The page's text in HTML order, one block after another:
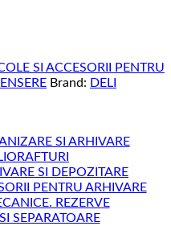
SI ACCESORII PENTRU
Brand: DELI
SI ARHIVARE
SI DEPOZITARE
PENTRU ARHIVARE
REZERVE
SEPARATOARE